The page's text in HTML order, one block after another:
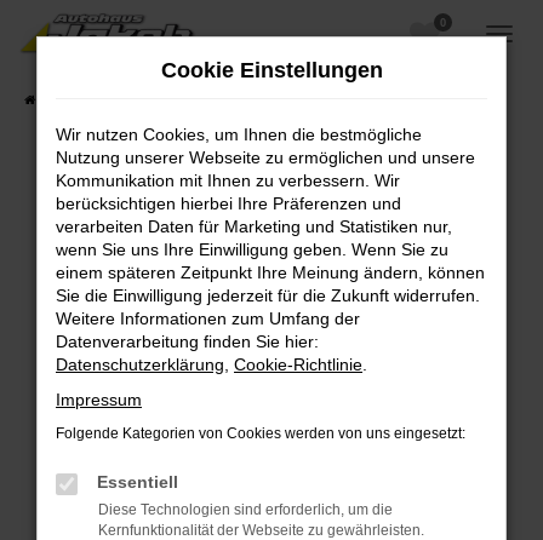
Zum
Hauptinhalt
0
Fehler: Network Error
Beim Laden ist ein Fehler aufgetreten.
Hier sind ein paar Tipps, die dir helfen können:
Überprüfe deine Firewall und deine
Internetverbindung.
Laden andere Webseiten, zum Beispiel deine
Suchmaschine?
Prüfe deine Browsererweiterungen.
Manche Erweiterungen, wie Werbeblocker,
können das Laden bestimmter Seiten
verhindern. Funktioniert die Seite in einem
Cookie Einstellungen
Wir nutzen Cookies, um Ihnen die bestmögliche
Nutzung unserer Webseite zu ermöglichen und unsere
Kommunikation mit Ihnen zu verbessern. Wir
berücksichtigen hierbei Ihre Präferenzen und
verarbeiten Daten für Marketing und Statistiken nur,
wenn Sie uns Ihre Einwilligung geben. Wenn Sie zu
einem späteren Zeitpunkt Ihre Meinung ändern, können
Sie die Einwilligung jederzeit für die Zukunft widerrufen.
Weitere Informationen zum Umfang der
Datenverarbeitung finden Sie hier:
Datenschutzerklärung Cookie-Richtlinie
Impressum
Folgende Kategorien von Cookies werden von uns eingesetzt:
Essentiell
Diese Technologien sind erforderlich, um die
Kernfunktionalität der Webseite zu gewährleisten.